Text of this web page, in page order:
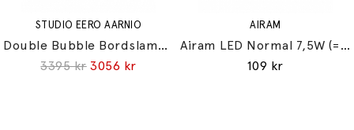
STUDIO EERO AARNIO
Double Bubble Bordslampa Small
3395 kr 3056 kr
AIRAM
Airam LED Normal 7,5W (=60W) E27
109 kr